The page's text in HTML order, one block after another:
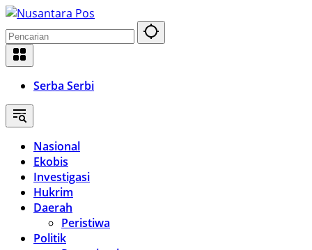
Langsung
ke
konten
Serba Serbi
Nasional
Ekobis
Investigasi
Hukrim
Daerah
Peristiwa
Politik